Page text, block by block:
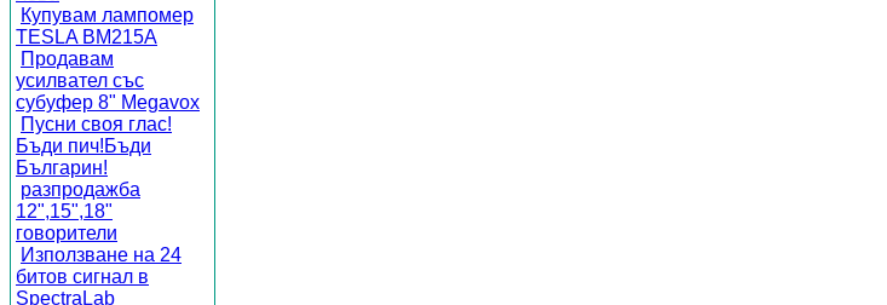
Купувам лампомер
TESLA BM215A
Продавам
усилвател със
субуфер 8" Megavox
Пусни своя глас!
Бъди пич!Бъди
Българин!
разпродажба
12",15",18"
говорители
Използване на 24
битов сигнал в
SpectraLab